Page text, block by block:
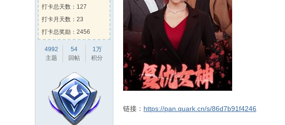
左脚流的一滴泪 向 蒸汽先生 送出
Kehk zhhz0308 送出 甜甜圈
打卡总天数：127
打卡月天数：23
打卡总奖励：2456
4992
主题
54
回帖
1万
积分
链接： https://pan.quark.cn/s/86d7b91f4246